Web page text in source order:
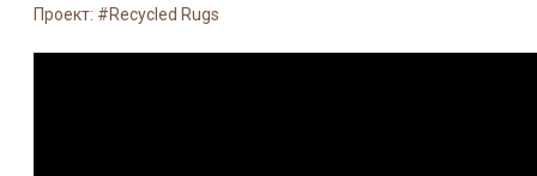
Проект: #Recycled Rugs